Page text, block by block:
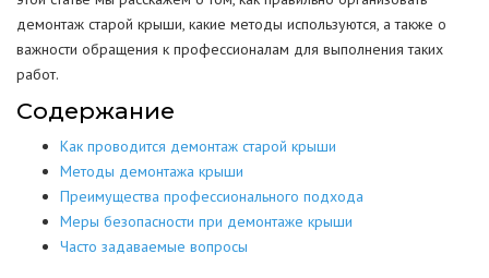
демонтаж старой крыши, какие методы используются, а также о
важности обращения к профессионалам для выполнения таких
работ.
Содержание
Как проводится демонтаж старой крыши
Методы демонтажа крыши
Преимущества профессионального подхода
Меры безопасности при демонтаже крыши
Часто задаваемые вопросы